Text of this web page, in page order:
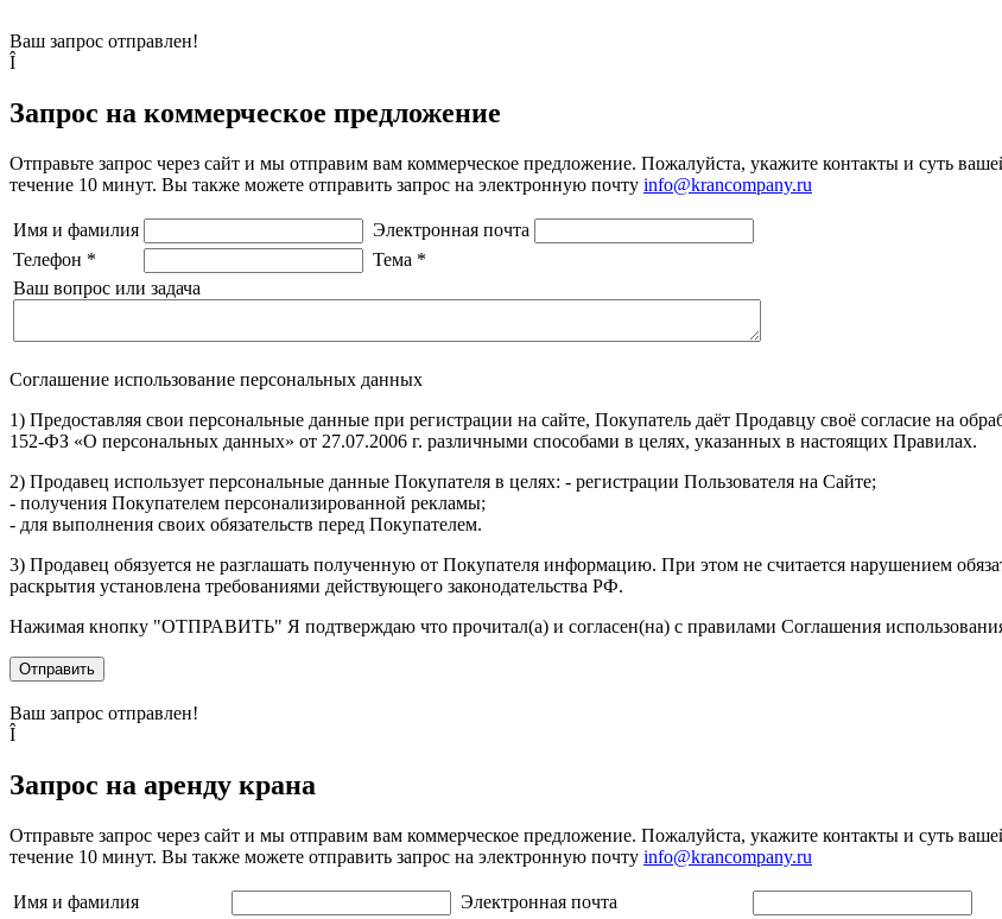
Ваш запрос отправлен!
Î
Запрос на коммерческое предложение
Отправьте запрос через сайт и мы отправим вам коммерческое предложение. Пожалуйста, укажите контакты и суть
течение 10 минут. Вы также можете отправить запрос на электронную почту info@krancompany.ru
Имя и фамилия
Электронная почта
Телефон * Тема *
Ваш вопрос или задача
Соглашение использование персональных данных
1) Предоставляя свои персональные данные при регистрации на сайте, Покупатель даёт Продавцу своё согласие на
152-ФЗ «О персональных данных» от 27.07.2006 г. различными способами в целях, указанных в настоящих Правилах.
2) Продавец использует персональные данные Покупателя в целях: - регистрации Пользователя на Сайте;
- получения Покупателем персонализированной рекламы;
- для выполнения своих обязательств перед Покупателем.
3) Продавец обязуется не разглашать полученную от Покупателя информацию. При этом не считается нарушением
раскрытия установлена требованиями действующего законодательства РФ.
Нажимая кнопку "ОТПРАВИТЬ" Я подтверждаю что прочитал(а) и согласен(на) с правилами Соглашения
Отправить
Ваш запрос отправлен!
Î
Запрос на аренду крана
Отправьте запрос через сайт и мы отправим вам коммерческое предложение. Пожалуйста, укажите контакты и суть
течение 10 минут. Вы также можете отправить запрос на электронную почту info@krancompany.ru
Имя и фамилия
Электронная почта